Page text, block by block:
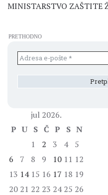
MINISTARSTVO ZAŠTITE
PRETHODNO
jul 2026.
P U S Č P S N
1
2 3 4
5
6
7 8 9 10 11 12
13 14 15 16 17 18 19
20 21 22 23 24 25 26